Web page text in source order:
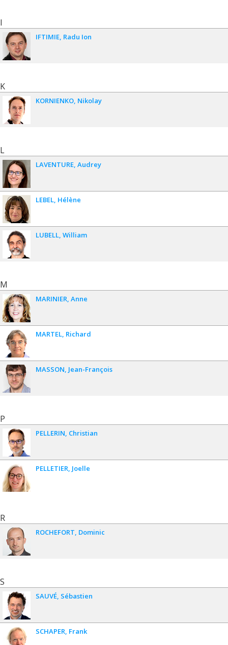
I
IFTIMIE Radu Ion
K
KORNIENKO Nikolay
L
LAVENTURE Audrey
LEBEL Hélène
LUBELL William
M
MARINIER Anne
MARTEL Richard
MASSON Jean-François
P
PELLERIN Christian
PELLETIER Joelle
R
ROCHEFORT Dominic
S
SAUVÉ Sébastien
SCHAPER Frank